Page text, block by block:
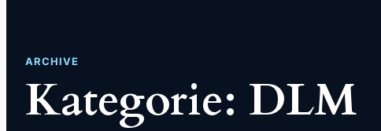
ARCHIVE
Kategorie: DLM